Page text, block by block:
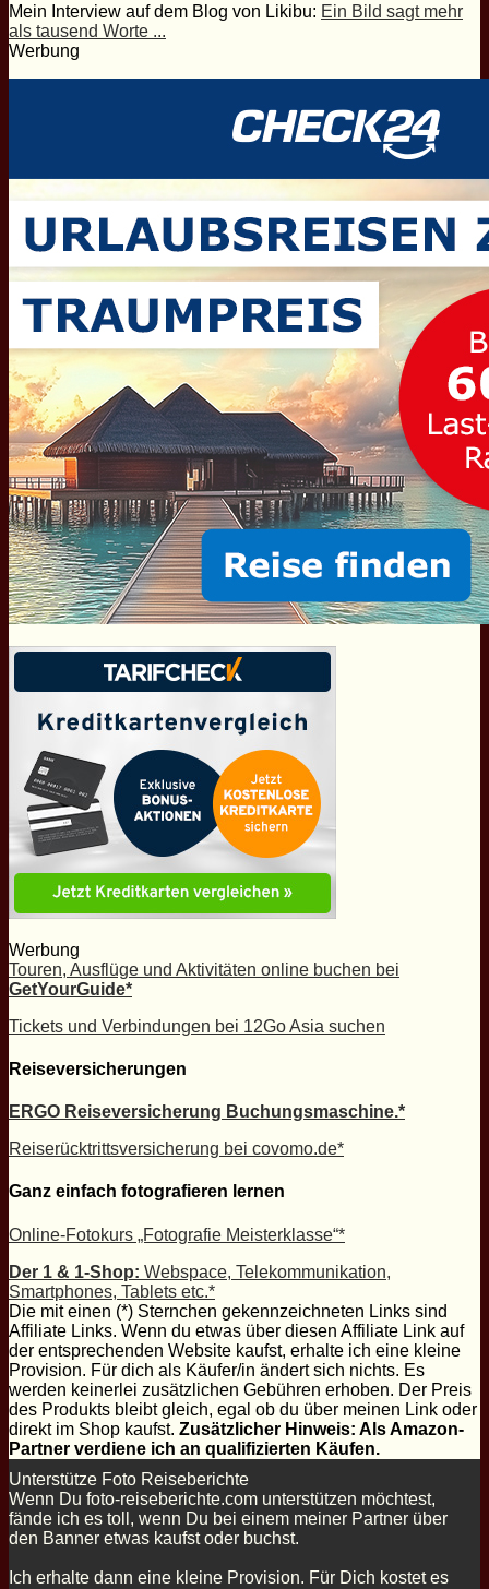
Mein Interview auf dem Blog von Likibu: Ein Bild sagt mehr
als tausend Worte ...
Werbung
Werbung
Touren, Ausflüge und Aktivitäten online buchen bei
GetYourGuide*
Tickets und Verbindungen bei 12Go Asia suchen
Reiseversicherungen
ERGO Reiseversicherung Buchungsmaschine.*
Reiserücktrittsversicherung bei covomo.de*
Ganz einfach fotografieren lernen
Online-Fotokurs „Fotografie Meisterklasse“*
Der 1 & 1-Shop: Webspace, Telekommunikation,
Smartphones, Tablets etc.*
Die mit einen (*) Sternchen gekennzeichneten Links sind
Affiliate Links. Wenn du etwas über diesen Affiliate Link auf
der entsprechenden Website kaufst, erhalte ich eine kleine
Provision. Für dich als Käufer/in ändert sich nichts. Es
werden keinerlei zusätzlichen Gebühren erhoben. Der Preis
des Produkts bleibt gleich, egal ob du über meinen Link oder
direkt im Shop kaufst. Zusätzlicher Hinweis: Als Amazon-
Partner verdiene ich an qualifizierten Käufen.
Unterstütze Foto Reiseberichte
Wenn Du foto-reiseberichte.com unterstützen möchtest,
fände ich es toll, wenn Du bei einem meiner Partner über
den Banner etwas kaufst oder buchst.
Ich erhalte dann eine kleine Provision. Für Dich kostet es